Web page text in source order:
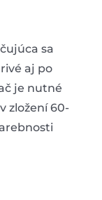
sa
aj po
je nutné
zložení 60-